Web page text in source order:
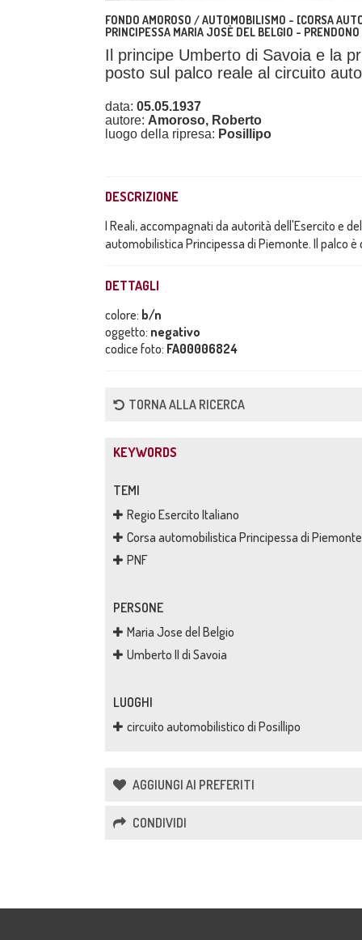
FONDO AMOROSO / AUTOMOBILISMO - [CORSA
PRINCIPESSA MARIA JOSÈ DEL BELGIO -
Il principe Umberto di Savoia e la
posto sul palco reale al circuito
data: 05.05.1937
autore: Amoroso, Roberto
luogo della ripresa: Posillipo
DESCRIZIONE
I Reali, accompagnati da autorità dell'Esercito e
automobilistica Principessa di Piemonte. Il palco
DETTAGLI
colore: b/n
oggetto: negativo
codice foto: FA00006824
TORNA ALLA RICERCA
KEYWORDS
TEMI
Regio Esercito Italiano
Corsa automobilistica Principessa di Piemonte
PNF
PERSONE
Maria Jose del Belgio
Umberto II di Savoia
LUOGHI
circuito automobilistico di Posillipo
AGGIUNGI AI PREFERITI
CONDIVIDI